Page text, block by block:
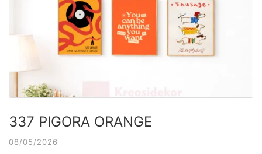
337 PIGORA ORANGE
08/05/2026